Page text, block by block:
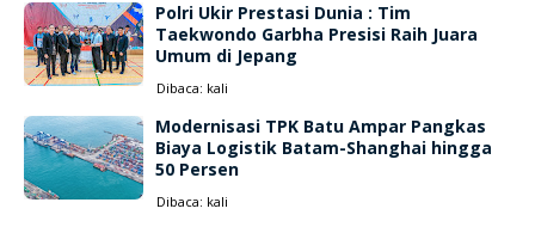
Polri Ukir Prestasi Dunia : Tim
Taekwondo Garbha Presisi Raih Juara
Umum di Jepang
Dibaca: kali
Modernisasi TPK Batu Ampar Pangkas
Biaya Logistik Batam-Shanghai hingga
50 Persen
Dibaca: kali